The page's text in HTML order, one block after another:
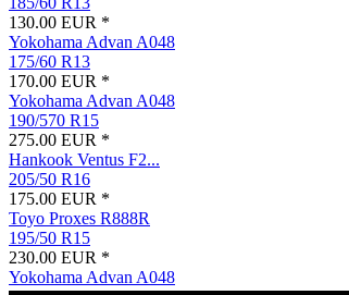
130.00 EUR *
Yokohama Advan A048
175/60 R13
170.00 EUR *
Yokohama Advan A048
190/570 R15
275.00 EUR *
Hankook Ventus F2...
205/50 R16
175.00 EUR *
Toyo Proxes R888R
195/50 R15
230.00 EUR *
Yokohama Advan A048